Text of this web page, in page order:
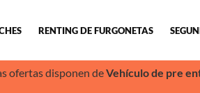
RENTING DE FURGONETAS
ofertas disponen deVehículo de pre